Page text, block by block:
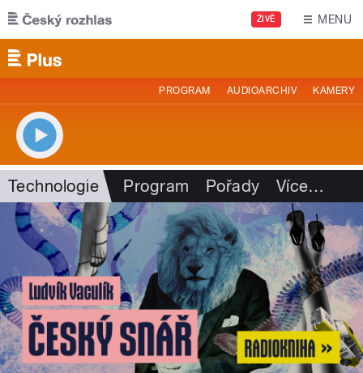
Přejít k hlavnímu obsahu
ŽIVĚ MENU
PROGRAM AUDIOARCHIV KAMERY
Technologie Program Pořady Více…